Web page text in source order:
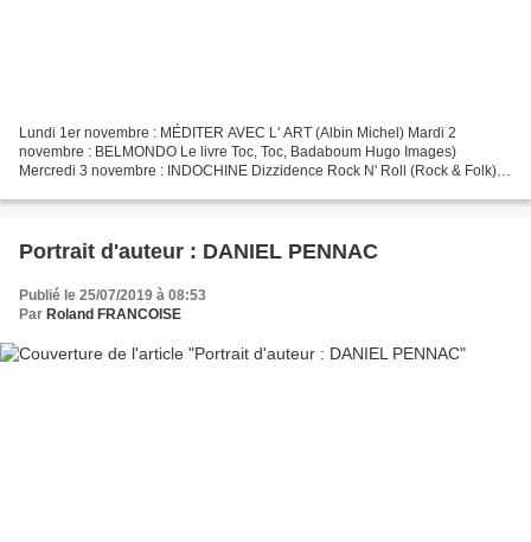
Lundi 1er novembre : MÉDITER AVEC L' ART (Albin Michel) Mardi 2
novembre : BELMONDO Le livre Toc, Toc, Badaboum Hugo Images)
Mercredi 3 novembre : INDOCHINE Dizzidence Rock N' Roll (Rock & Folk)
Portrait d'auteur : DANIEL PENNAC
Publié le 25/07/2019 à 08:53
Par Roland FRANCOISE